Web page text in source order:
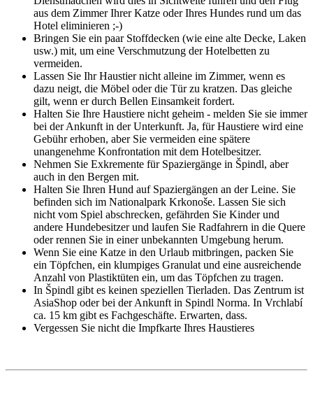
aus dem Zimmer Ihrer Katze oder Ihres Hundes rund um das
Hotel eliminieren ;-)
Bringen Sie ein paar Stoffdecken (wie eine alte Decke, Laken
usw.) mit, um eine Verschmutzung der Hotelbetten zu
vermeiden.
Lassen Sie Ihr Haustier nicht alleine im Zimmer, wenn es
dazu neigt, die Möbel oder die Tür zu kratzen. Das gleiche
gilt, wenn er durch Bellen Einsamkeit fordert.
Halten Sie Ihre Haustiere nicht geheim - melden Sie sie immer
bei der Ankunft in der Unterkunft. Ja, für Haustiere wird eine
Gebühr erhoben, aber Sie vermeiden eine spätere
unangenehme Konfrontation mit dem Hotelbesitzer.
Nehmen Sie Exkremente für Spaziergänge in Špindl, aber
auch in den Bergen mit.
Halten Sie Ihren Hund auf Spaziergängen an der Leine. Sie
befinden sich im Nationalpark Krkonoše. Lassen Sie sich
nicht vom Spiel abschrecken, gefährden Sie Kinder und
andere Hundebesitzer und laufen Sie Radfahrern in die Quere
oder rennen Sie in einer unbekannten Umgebung herum.
Wenn Sie eine Katze in den Urlaub mitbringen, packen Sie
ein Töpfchen, ein klumpiges Granulat und eine ausreichende
Anzahl von Plastiktüten ein, um das Töpfchen zu tragen.
In Špindl gibt es keinen speziellen Tierladen. Das Zentrum ist
AsiaShop oder bei der Ankunft in Spindl Norma. In Vrchlabí
ca. 15 km gibt es Fachgeschäfte. Erwarten, dass.
Vergessen Sie nicht die Impfkarte Ihres Haustieres